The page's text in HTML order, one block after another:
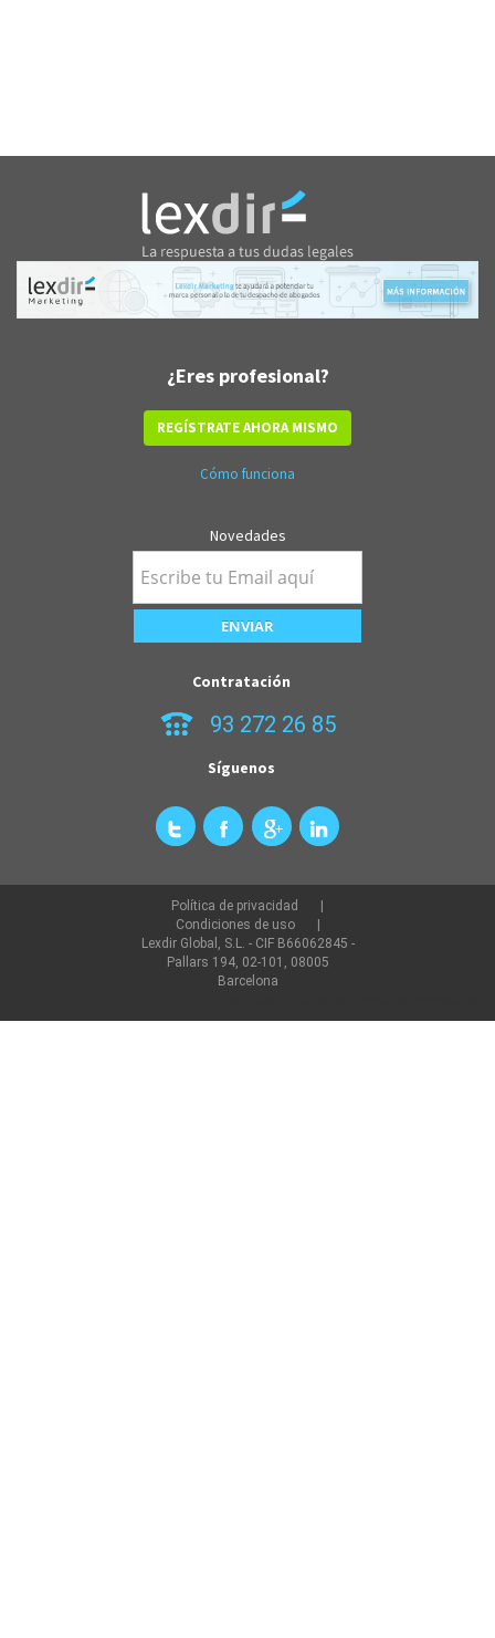
¿Eres profesional?
REGÍSTRATE AHORA MISMO
Cómo funciona
Novedades
Contratación
93 272 26 85
Síguenos
Política de privacidad
Condiciones de uso
Lexdir Global, S.L. - CIF B66062845 -
Pallars 194, 02-101, 08005
Barcelona